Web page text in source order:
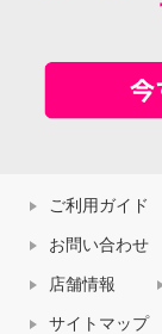
ご利用ガイド
お問い合わせ
店舗情報
サイトマップ